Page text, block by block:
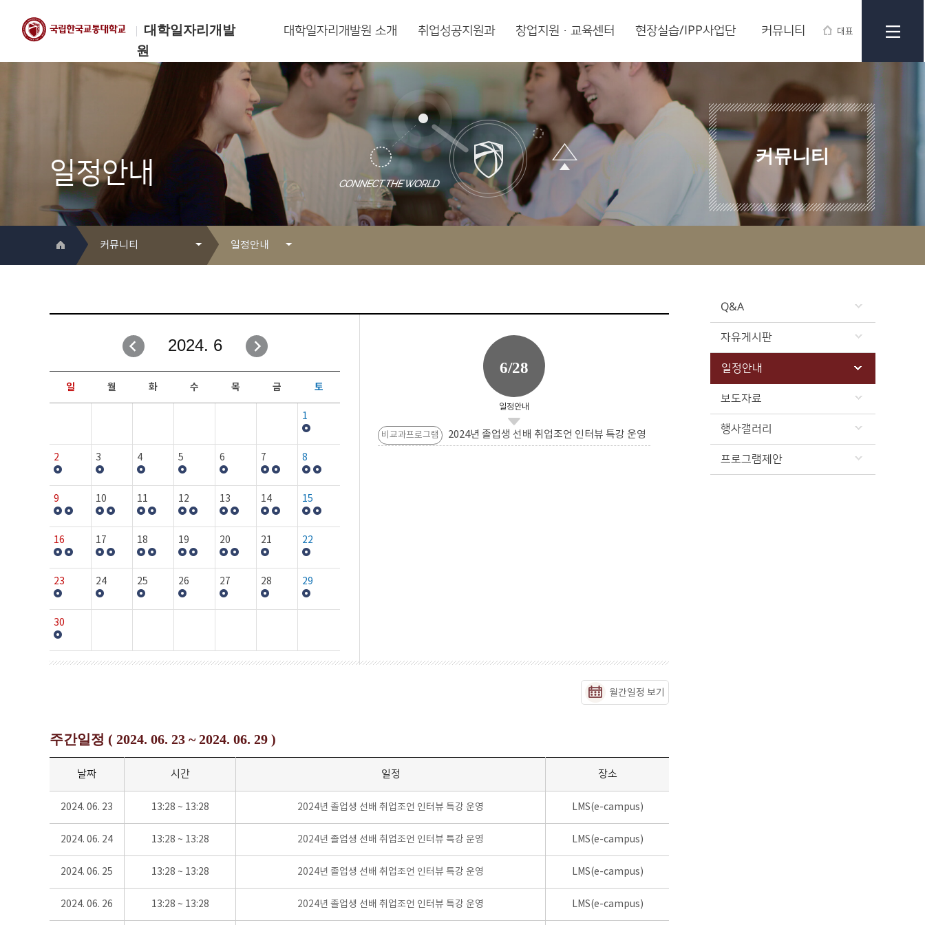
대학일자리개발
원
대표
한국교통대학교
대학일자리개발원
대학일자리개발원 소개 취업성공지원과 창업지원·교육센터 현장실습/IPP사업단 커뮤니티
일정안내
커뮤니티
커뮤니티
취업성공지원과
창업지원·교육센터
현장실습/IPP사업단
커뮤니티
일정안내
자유게시판
일정안내
보도자료
행사갤러리
Q&A
자유게시판
일정안내
보도자료
행사갤러리
프로그램제안
2024. 6
일 월 화 수 목 금 토
1
2 3 4 5 6 7 8
9 10 11 12 13 14 15
16 17 18 19 20 21 22
23 24 25 26 27 28 29
30
6/28
일정안내
비교과프로그램 2024년 졸업생 선배 취업조언 인터뷰 특강 운영
월간일정 보기
주간일정 ( 2024. 06. 23 ~ 2024. 06. 29 )
날짜 시간 일정 장소
2024. 06. 23 13:28 ~ 13:28 2024년 졸업생 선배 취업조언 인터뷰 특강 운영 LMS(e-campus)
2024. 06. 24 13:28 ~ 13:28 2024년 졸업생 선배 취업조언 인터뷰 특강 운영 LMS(e-campus)
2024. 06. 25 13:28 ~ 13:28 2024년 졸업생 선배 취업조언 인터뷰 특강 운영 LMS(e-campus)
2024. 06. 26 13:28 ~ 13:28 2024년 졸업생 선배 취업조언 인터뷰 특강 운영 LMS(e-campus)